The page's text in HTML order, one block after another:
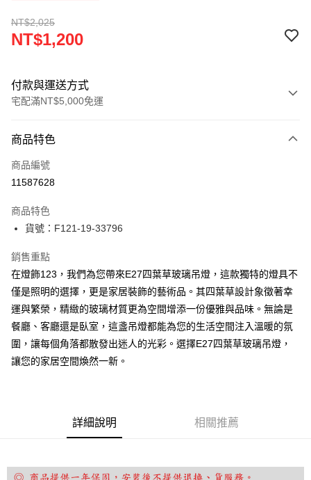
NT$2,025
NT$1,200
付款與運送方式
宅配滿NT$5,000免運
信用卡一次付款
LINE Pay
街口支付
悠遊付
Google Pay
全盈+PAY
AFTEE先享後付
相關說明
【關於「AFTEE先享後付」】
３．安心：先確認商品／服務後，再付款。
結帳頁面，進行簡訊認證並確認金額後，即可完成結帳。
商品特色
商品編號
11587628
商品特色
貨號：F121-19-33796
銷售重點
在燈飾123，我們為您帶來E27四葉草玻璃吊燈，這款獨特的燈具不
僅是照明的選擇，更是家居裝飾的藝術品。其四葉草設計象徵著幸
運與繁榮，精緻的玻璃材質更為空間增添一份優雅與品味。無論是
餐廳、客廳還是臥室，這盞吊燈都能為您的生活空間注入溫暖的氛
圍，讓每個角落都散發出迷人的光彩。選擇E27四葉草玻璃吊燈，
讓您的家居空間煥然一新。
詳細說明 相關推薦